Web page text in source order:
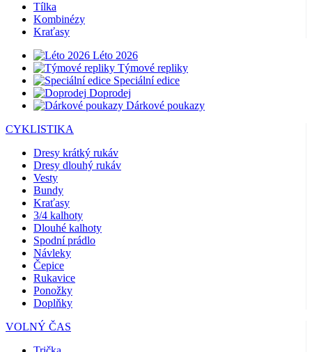
Tílka
Kombinézy
Kraťasy
Léto 2026
Týmové repliky
Speciální edice
Doprodej
Dárkové poukazy
CYKLISTIKA
Dresy krátký rukáv
Dresy dlouhý rukáv
Vesty
Bundy
Kraťasy
3/4 kalhoty
Dlouhé kalhoty
Spodní prádlo
Návleky
Čepice
Rukavice
Ponožky
Doplňky
VOLNÝ ČAS